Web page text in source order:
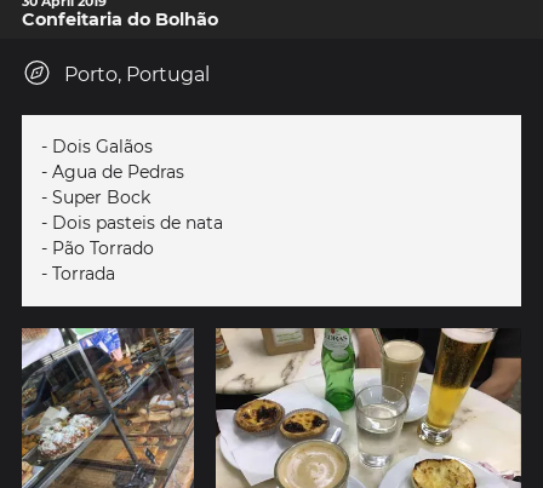
Confeitaria do Bolhão
Porto, Portugal
- Dois Galãos
- Agua de Pedras
- Super Bock
- Dois pasteis de nata
- Pão Torrado
- Torrada